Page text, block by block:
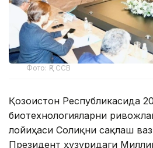
Фото: ҚР ССВ
Қозоғистон Республикасида
биотехнологияларни
лойиҳаси Соғлиқни сақлаш
Президент ҳузуридаги